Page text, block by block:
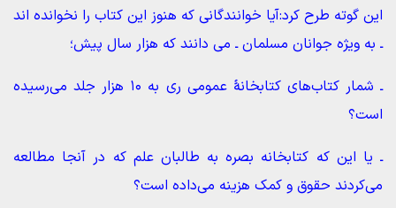
این گوته طرح کرد:آیا خوانندگانی که هنوز این کتاب را نخوانده اند
ـ به ویژه جوانان مسلمان ـ می دانند که هزار سال پیش؛
ـ شمار کتاب‌های کتابخانۀ عمومی ری به ۱۰ هزار جلد می‌رسیده
است؟
ـ یا این که کتابخانه بصره به طالبان علم که در آنجا مطالعه
می‌کردند حقوق و کمک هزینه می‌داده است؟